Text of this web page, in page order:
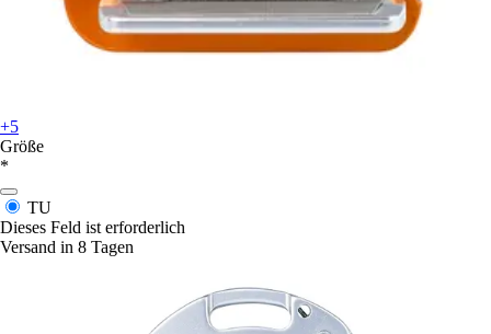
+5
Größe
*
TU
Dieses Feld ist erforderlich
Versand in 8 Tagen